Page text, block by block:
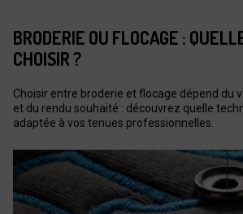
BRODERIE OU FLOCAGE :
CHOISIR ?
Choisir entre broderie et flocage dépend du
et du rendu souhaité : découvrez quelle
adaptée à vos tenues professionnelles.